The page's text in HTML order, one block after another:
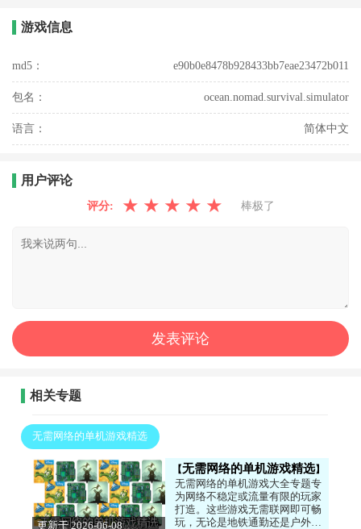
游戏信息
md5： e90b0e8478b928433bb7eae23472b011
包名： ocean.nomad.survival.simulator
语言： 简体中文
用户评论
评分: ★ ★ ★ ★ ★ 棒极了
相关专题
无需网络的单机游戏精选
更新于 2026-06-08
无需网络的单机游戏精选
无需网络的单机游戏大全专题专
为网络不稳定或流量有限的玩家
打造。这些游戏无需联网即可畅
玩，无论是地铁通勤还是户外旅